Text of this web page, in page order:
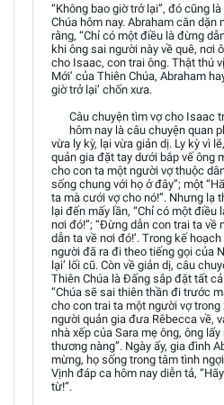
“Không bao giờ trở lại”, đó cũng
Chúa hôm nay. Abraham căn dặn
rằng, “Chỉ có một điều là đừng
khi ông sai người này về quê, nơi
cho Isaac, con trai ông. Thật thú
Mới’ của Thiên Chúa, Abraham
giờ trở lại’ chốn xưa.
Câu chuyện tìm vợ cho Isaac
hôm nay là câu chuyện quan
vừa ly kỳ, lại vừa giản dị. Ly kỳ vì
quản gia đặt tay dưới bắp vế ông
cho con ta một người vợ thuộc
sống chung với họ ở đây”; một
ta mà cưới vợ cho nó!”. Nhưng lạ
lại đến mấy lần, “Chỉ có một điều
nơi đó!”; “Đừng dẫn con trai ta về
dẫn ta về nơi đó!’. Trong kế
người đã ra đi theo tiếng gọi của
lại’ lối cũ. Còn về giản dị, câu
Thiên Chúa là Đấng sắp đặt tất
“Chúa sẽ sai thiên thần đi trước
cho con trai ta một người vợ trong
người quản gia đưa Rêbecca về,
nhà xếp của Sara mẹ ông, ông
thương nàng”. Ngày ấy, gia đình
mừng, họ sống trong tâm tình
Vịnh đáp ca hôm nay diễn tả,
từ!”.